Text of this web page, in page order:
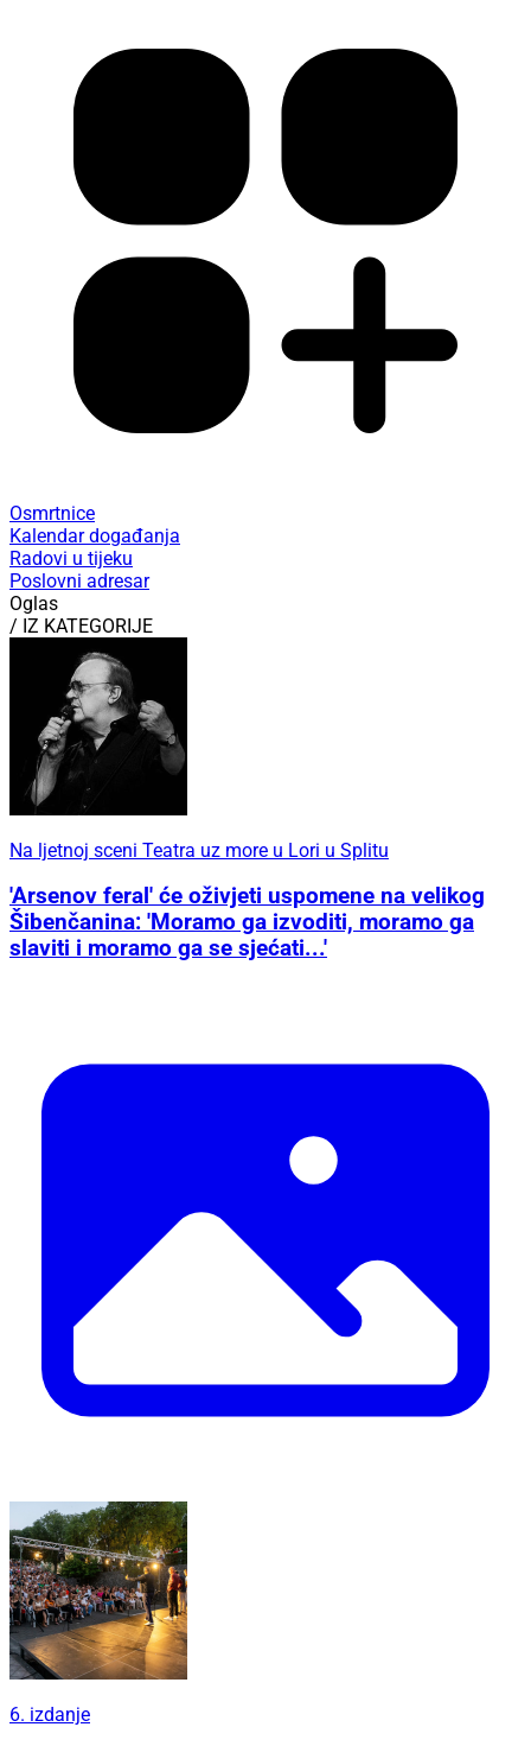
Osmrtnice
Kalendar događanja
Radovi u tijeku
Poslovni adresar
Oglas
/ IZ KATEGORIJE
Na ljetnoj sceni Teatra uz more u Lori u Splitu
'Arsenov feral' će oživjeti uspomene na velikog
Šibenčanina: 'Moramo ga izvoditi, moramo ga
slaviti i moramo ga se sjećati...'
6. izdanje